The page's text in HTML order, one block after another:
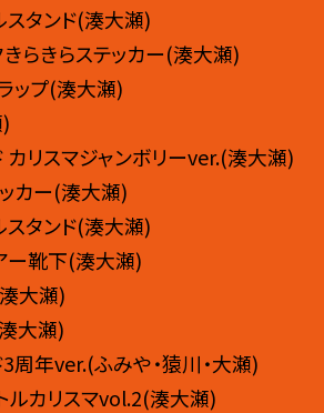
スタンド(湊大瀬)
きらきらステッカー(湊大瀬)
ップ(湊大瀬)
カリスマジャンボリーver.(湊大瀬)
カー(湊大瀬)
スタンド(湊大瀬)
ー靴下(湊大瀬)
大瀬)
大瀬)
3周年ver.(ふみや・猿川・大瀬)
ルカリスマvol.2(湊大瀬)